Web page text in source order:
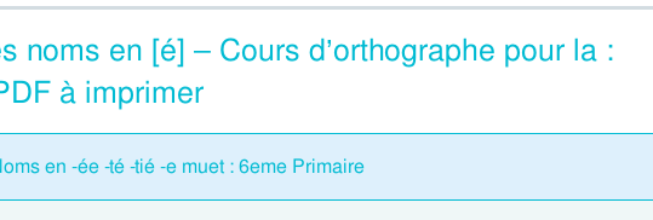
noms en [é] – Cours d’orthographe pour la :
à imprimer
en -ée -té -tié -e muet : 6eme Primaire